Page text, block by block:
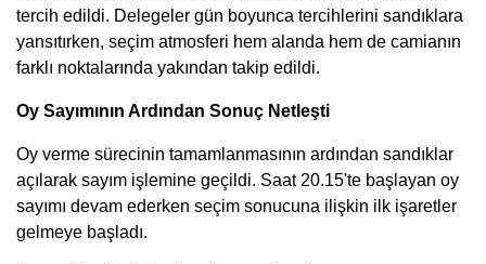
tercih edildi. Delegeler gün boyunca tercihlerini sandıklara
yansıtırken, seçim atmosferi hem alanda hem de camianın
farklı noktalarında yakından takip edildi.
Oy Sayımının Ardından Sonuç Netleşti
Oy verme sürecinin tamamlanmasının ardından sandıklar
açılarak sayım işlemine geçildi. Saat 20.15'te başlayan oy
sayımı devam ederken seçim sonucuna ilişkin ilk işaretler
gelmeye başladı.